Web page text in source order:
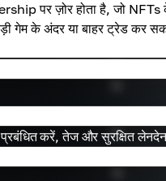
पर ज़ोर होता है, जो
गेम के अंदर या बाहर ट्रेड कर
करें, तेज और सुरक्षित